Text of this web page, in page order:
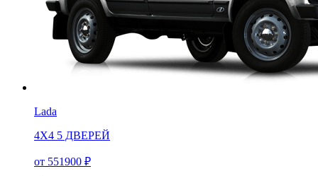
Lada
4X4 5 ДВЕРЕЙ
от 551900 ₽